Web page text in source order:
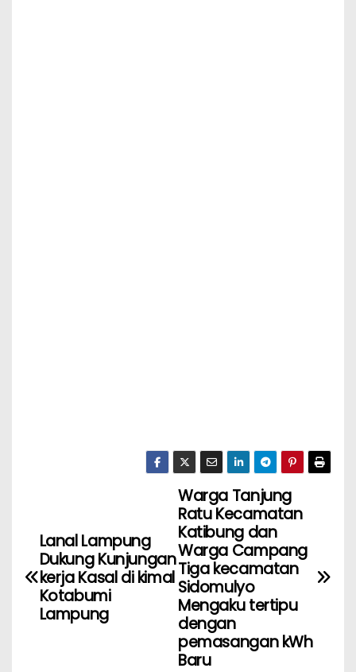
Warga Tanjung
Ratu Kecamatan
Katibung dan
Warga Campang
Tiga kecamatan
Sidomulyo
Mengaku tertipu
dengan
pemasangan kWh
Baru
Lanal Lampung
Dukung Kunjungan
kerja Kasal di kimal
Kotabumi
Lampung